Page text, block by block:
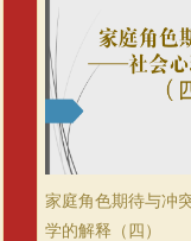
家庭角色期待与
学的解释（四）